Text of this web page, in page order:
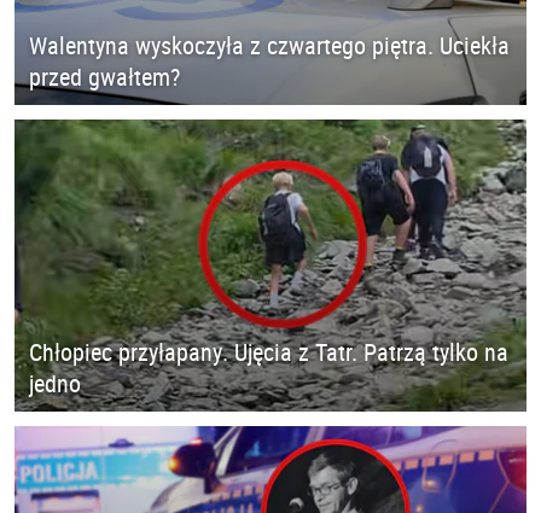
Walentyna wyskoczyła z czwartego piętra. Uciekła
przed gwałtem?
Chłopiec przyłapany. Ujęcia z Tatr. Patrzą tylko na
jedno